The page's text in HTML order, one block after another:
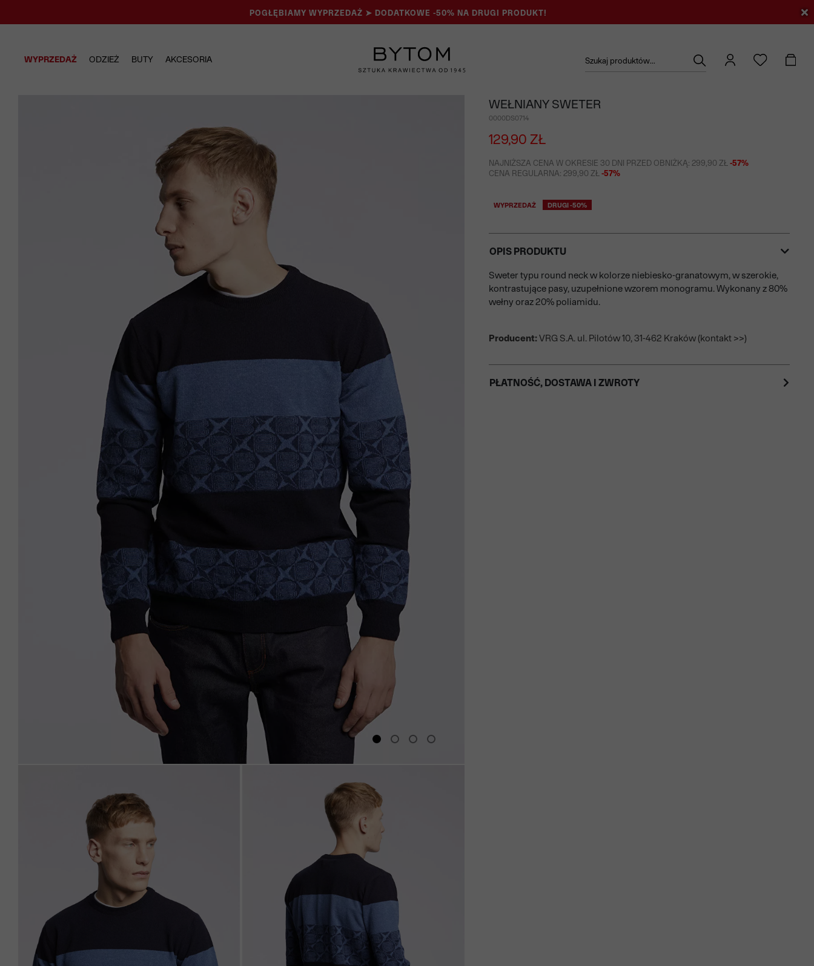
POGŁĘBIAMY WYPRZEDAŻ ➤ DODATKOWE -50% NA DRUGI PRODUKT!
WYPRZEDAŻ ODZIEŻ BUTY AKCESORIA Szukaj produktów...
WEŁNIANY SWETER
0000DS0714
129,90 ZŁ
NAJNIŻSZA CENA W OKRESIE 30 DNI PRZED OBNIŻKĄ: 299,90 ZŁ -57%
CENA REGULARNA: 299,90 ZŁ -57%
WYPRZEDAŻ DRUGI -50%
OPIS PRODUKTU
Sweter typu round neck w kolorze niebiesko-granatowym, w szerokie,
kontrastujące pasy, uzupełnione wzorem monogramu. Wykonany z 80%
wełny oraz 20% poliamidu.
Producent: VRG S.A. ul. Pilotów 10, 31-462 Kraków (kontakt >>)
PŁATNOŚĆ, DOSTAWA I ZWROTY